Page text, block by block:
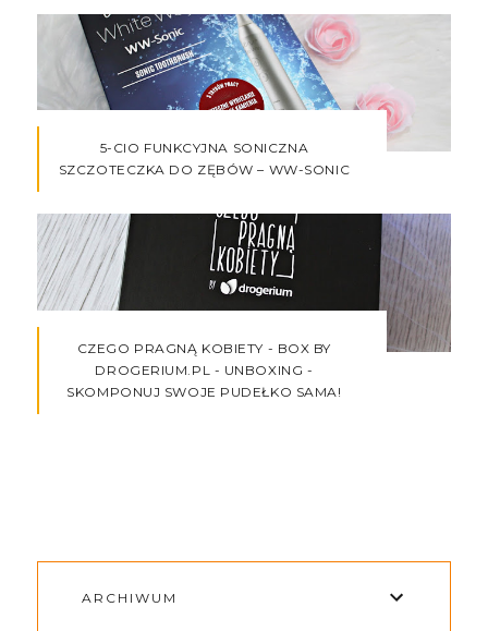
5-CIO FUNKCYJNA SONICZNA
SZCZOTECZKA DO ZĘBÓW – WW-SONIC
CZEGO PRAGNĄ KOBIETY - BOX BY
DROGERIUM.PL - UNBOXING -
SKOMPONUJ SWOJE PUDEŁKO SAMA!
ARCHIWUM